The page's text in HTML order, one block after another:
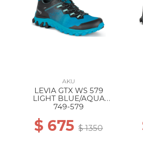
AKU
LEVIA GTX WS 579
LIGHT BLUE/AQUA
GREEN
749-579
$ 675$ 1350